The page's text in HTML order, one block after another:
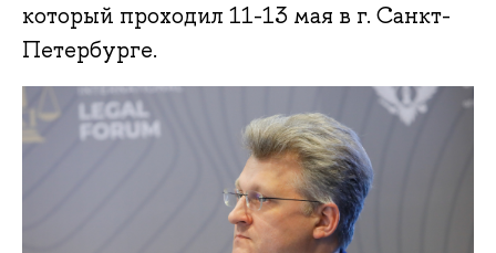
который проходил 11-13 мая в г. Санкт-
Петербурге.